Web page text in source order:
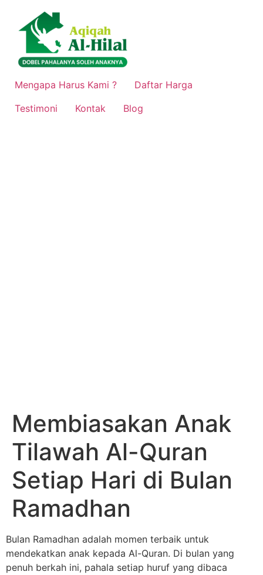
konten
Mengapa Harus Kami ?
Daftar Harga
Testimoni
Kontak Blog
Membiasakan Anak
Tilawah Al-Quran
Setiap Hari di Bulan
Ramadhan
Bulan Ramadhan adalah momen terbaik untuk
mendekatkan anak kepada Al-Quran. Di bulan yang
penuh berkah ini, pahala setiap huruf yang dibaca